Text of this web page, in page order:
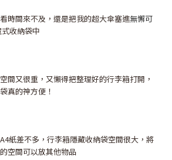
時間來不及，還是把我的超大傘塞進無懈可
收納袋中
間又很重，又懶得把整理好的行李箱打開，
真的神方便！
紙差不多，行李箱隱藏收納袋空間很大，將
空間可以放其他物品